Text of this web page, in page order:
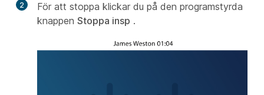
2
För att stoppa klickar du på den programstyrda
knappen Stoppa insp .